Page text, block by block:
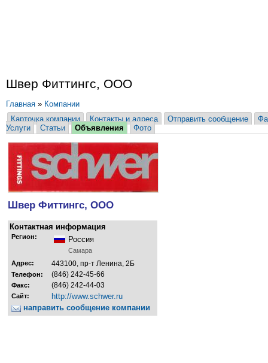
Швер Фиттингс, ООО
Главная » Компании
Карточка компании
Контакты и адреса Отправить сообщение
Услуги
Статьи Объявления Фото
Швер Фиттингс, ООО
Контактная информация
Регион: Россия
Самара
Адрес:
443100, пр-т Ленина, 2Б
Телефон: (846) 242-45-66
Факс: (846) 242-44-03
Сайт:
http://www.schwer.ru
направить сообщение компании